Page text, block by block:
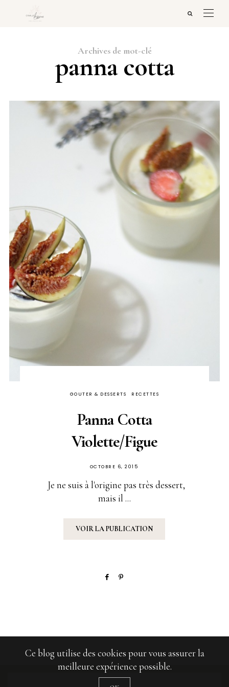
Archives de mot-clé
panna cotta
GOUTER & DESSERTS RECETTES
Panna Cotta
Violette/Figue
PUBLIÉ
SUR
OCTOBRE 6, 2015
Je ne suis à l'origine pas très dessert,
mais il ...
VOIR LA PUBLICATION
Ce blog utilise des cookies pour vous assurer la
meilleure expérience possible.